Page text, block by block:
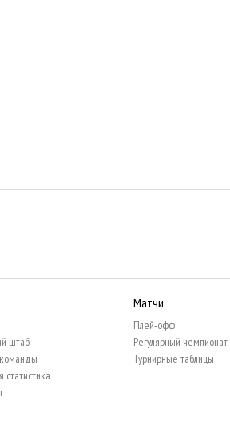
штаб
Матчи
Плей-офф
Регулярный чемпионат
Турнирные таблицы